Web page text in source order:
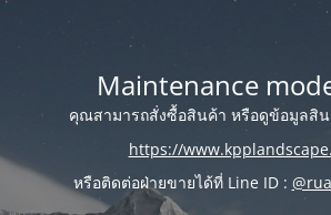
Maintenance
คุณสามารถสั่งซื้อสินค้า หรือดูข้อมูลสิน
https://
หรือติดต่อฝ่ายขายได้ที่ Line ID :